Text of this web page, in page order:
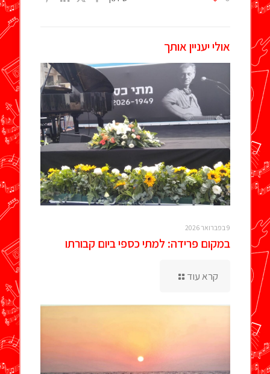
אולי יעניין אותך
9 בפברואר 2026
במקום פרידה: למתי כספי ביום קבורתו
קרא עוד